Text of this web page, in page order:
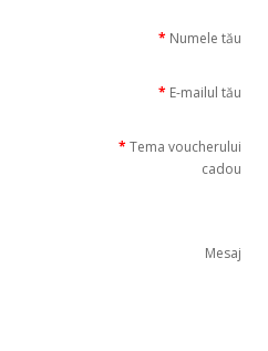
Numele tău
E-mailul tău
Tema voucherului
cadou
Mesaj